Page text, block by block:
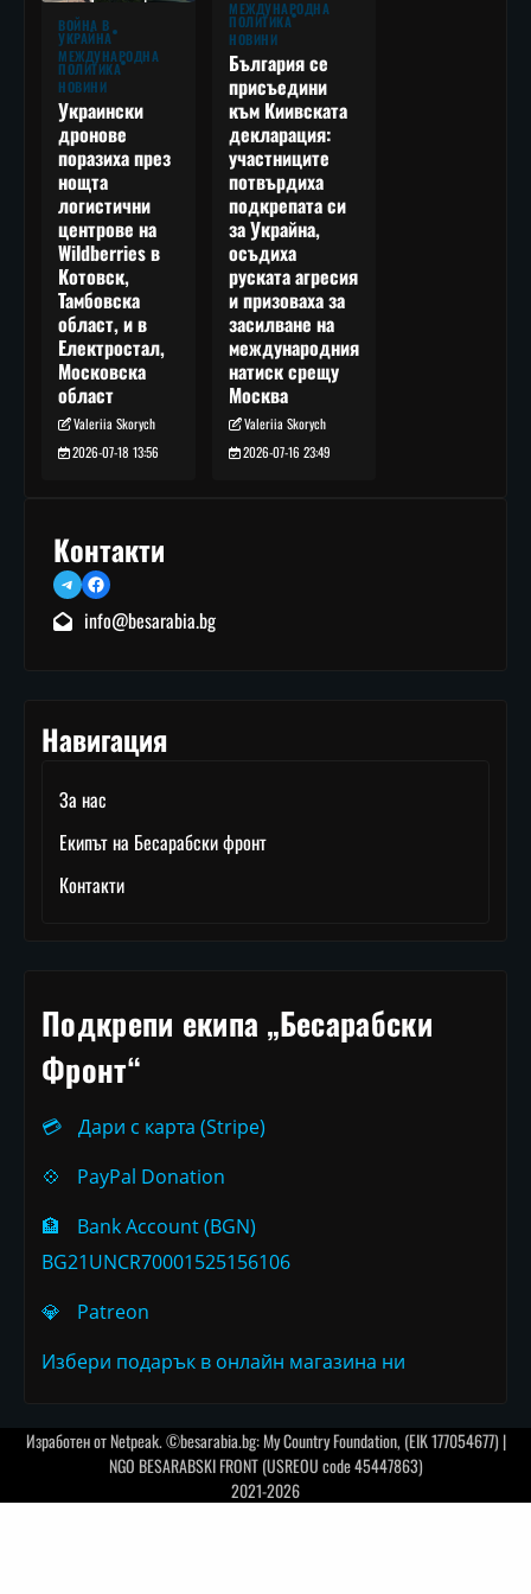
ВОЙНА В
УКРАЙНА
МЕЖДУНАРОДНА
ПОЛИТИКА
НОВИНИ
Украински
дронове
поразиха през
нощта
логистични
центрове на
Wildberries в
Котовск,
Тамбовска
област, и в
Електростал,
Московска
област
Valeriia Skorych
2026-07-18 13:56
МЕЖДУНАРОДНА
ПОЛИТИКА
НОВИНИ
България се
присъедини
към Киивската
декларация:
участниците
потвърдиха
подкрепата си
за Украйна,
осъдиха
руската агресия
и призоваха за
засилване на
международния
натиск срещу
Москва
Valeriia Skorych
2026-07-16 23:49
Контакти
TelegramFacebook
info@besarabia.bg
Навигация
За нас
Екипът на Бесарабски фронт
Контакти
Подкрепи екипа „Бесарабски
Фронт“
💳
Дари с карта (Stripe)
💠
PayPal Donation
🏦
Bank Account (BGN)
BG21UNCR70001525156106
💎
Patreon
Избери подарък в онлайн магазина ни
Изработен отNetpeak. ©besarabia.bg: My Country Foundation, (EIK 177054677) |
NGO BESARABSKI FRONT (USREOU code 45447863)
2021-2026